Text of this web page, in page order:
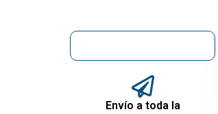
Envío a toda la